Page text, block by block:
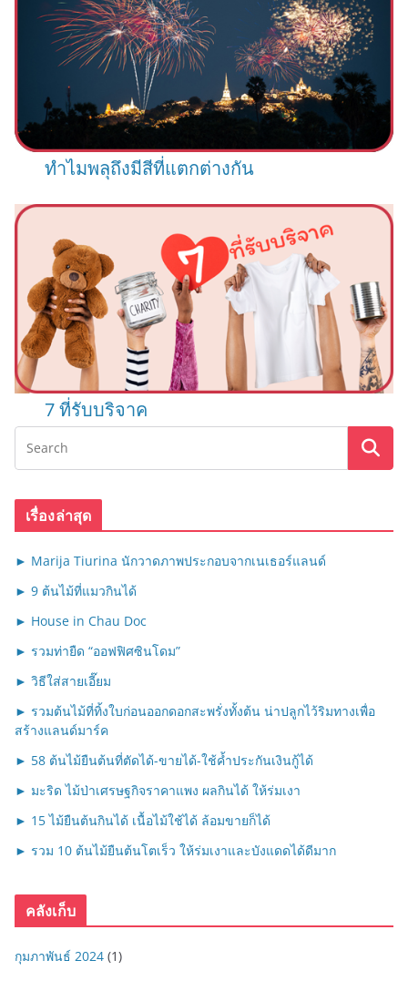
ทำไมพลุถึงมีสีที่แตกต่างกัน
7 ที่รับบริจาค
เรื่องล่าสุด
► Marija Tiurina นักวาดภาพประกอบจากเนเธอร์แลนด์
► 9 ต้นไม้ที่แมวกินได้
► House in Chau Doc
► รวมท่ายืด “ออฟฟิศซินโดม”
► วิธีใส่สายเอี๊ยม
► รวมต้นไม้ที่ทิ้งใบก่อนออกดอกสะพรั่งทั้งต้น น่าปลูกไว้ริมทางเพื่อ
สร้างแลนด์มาร์ค
► 58 ต้นไม้ยืนต้นที่ตัดได้-ขายได้-ใช้ค้ำประกันเงินกู้ได้
► มะริด ไม้ป่าเศรษฐกิจราคาแพง ผลกินได้ ให้ร่มเงา
► 15 ไม้ยืนต้นกินได้ เนื้อไม้ใช้ได้ ล้อมขายก็ได้
► รวม 10 ต้นไม้ยืนต้นโตเร็ว ให้ร่มเงาและบังแดดได้ดีมาก
คลังเก็บ
กุมภาพันธ์ 2024 (1)